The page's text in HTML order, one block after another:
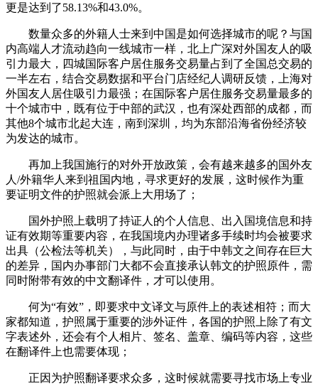
更是达到了58.13%和43.0%。
数量众多的外籍人士来到中国是如何选择城市的呢？与国
内高端人才流动趋向一线城市一样，北上广深对外国友人的吸
引力最大，四城国际客户居住服务交易量占到了全国总交易的
一半左右，结合交易数据和平台门店经纪人调研反馈，上海对
外国友人居住吸引力最强；在国际客户居住服务交易量最多的
十个城市中，既有位于中部的武汉，也有深处西部的成都，而
其他8个城市北起大连，南到深圳，均为东部沿海省份经济较
为发达的城市。
再加上我国施行的对外开放政策，会有越来越多的国外友
人/外籍华人来到祖国内地，寻求更好的发展，这时候作为重
要证明文件的护照就会派上大用场了；
国外护照上载明了持证人的个人信息、出入国境信息和持
证有效期等重要内容，在我国境内办理诸多手续时均会被要求
出具（公检法等机关），与此同时，由于中韩文之间存在巨大
的差异，国内办事部门大都不会直接承认韩文的护照原件，需
同时附带有效的中文翻译件，才可以使用。
何为“有效”，即要求中文译文与原件上的表述相符；而大
家都知道，护照属于重要的涉外证件，各国的护照上除了有文
字表述外，还会有个人相片、签名、盖章、编码等内容，这些
在翻译件上也需要体现；
正因为护照翻译要求众多，这时候就需要寻找市场上专业